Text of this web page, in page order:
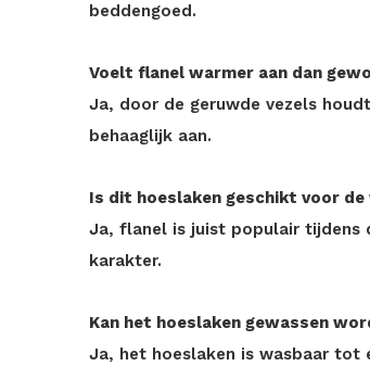
beddengoed.
Voelt flanel warmer aan dan
Ja, door de geruwde vezels
behaaglijk aan.
Is dit hoeslaken geschikt voor
Ja, flanel is juist populair tijdens
karakter.
Kan het hoeslaken gewassen
Ja, het hoeslaken is wasbaar tot